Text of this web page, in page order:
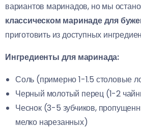
вариантов маринадов, но мы
классическом маринаде для
приготовить из доступных
Ингредиенты для маринада:
Соль (примерно 1-1.5 столовые
Черный молотый перец (1-2
Чеснок (3-5 зубчиков,
мелко нарезанных)